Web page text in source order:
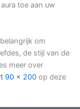
toe aan uw
om
de stijl van de
meer over
90 x 200 op deze